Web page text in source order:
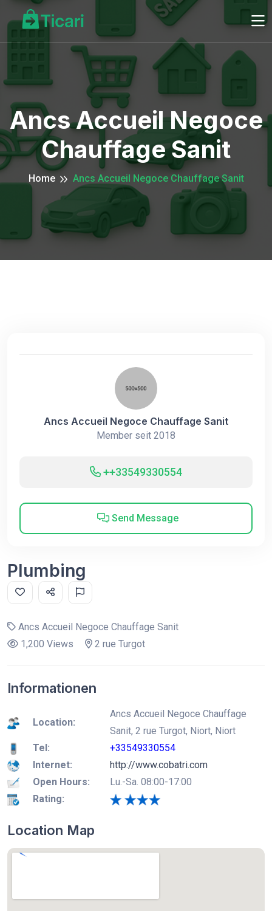
Ancs Accueil Negoce
Chauffage Sanit
Home Ancs Accueil Negoce Chauffage Sanit
Ancs Accueil Negoce Chauffage Sanit
Member seit 2018
++33549330554
Send Message
Plumbing
Ancs Accueil Negoce Chauffage Sanit
1,200 Views
2 rue Turgot
Informationen
Location:
Ancs Accueil Negoce Chauffage
Sanit, 2 rue Turgot, Niort, Niort
Tel:
+33549330554
Internet:
http://www.cobatri.com
Open Hours:
Lu.-Sa. 08:00-17:00
Rating:
Location Map